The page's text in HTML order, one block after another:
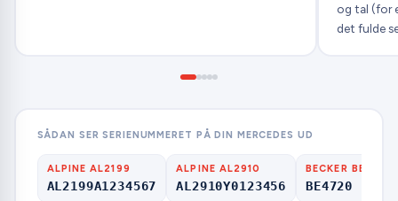
og tal (for
det fulde
SÅDAN SER SERIENUMMERET PÅ DIN MERCEDES UD
ALPINE AL2199
AL2199A1234567
ALPINE AL2910
AL2910Y0123456
BECKER BE
BE4720